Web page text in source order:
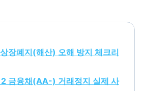
장폐지(해산) 오해 방지 체크리
금융채(AA-) 거래정지 실제 사